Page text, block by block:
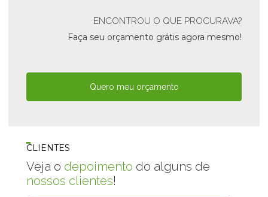
ENCONTROU O QUE PROCURAVA?
Faça seu orçamento grátis agora mesmo!
Quero meu orçamento
CLIENTES
Veja o depoimento do alguns de
nossos clientes!